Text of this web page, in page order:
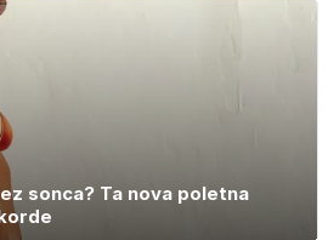
sonca? Ta nova poletna